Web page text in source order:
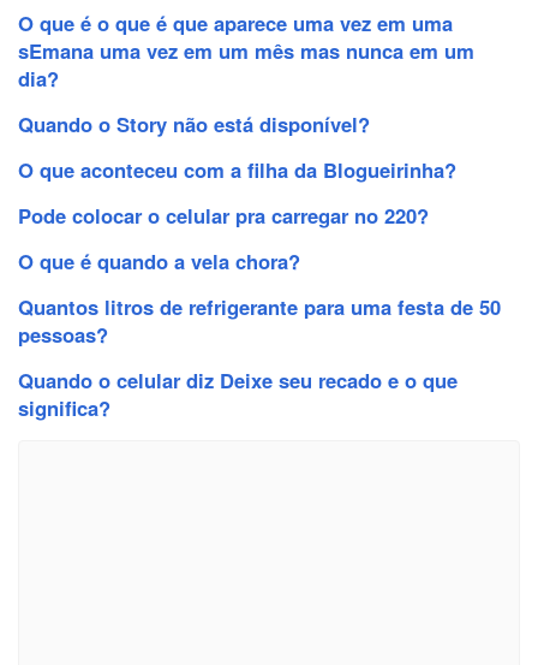
O que é o que é que aparece uma vez em uma
sEmana uma vez em um mês mas nunca em um
dia?
Quando o Story não está disponível?
O que aconteceu com a filha da Blogueirinha?
Pode colocar o celular pra carregar no 220?
O que é quando a vela chora?
Quantos litros de refrigerante para uma festa de 50
pessoas?
Quando o celular diz Deixe seu recado e o que
significa?